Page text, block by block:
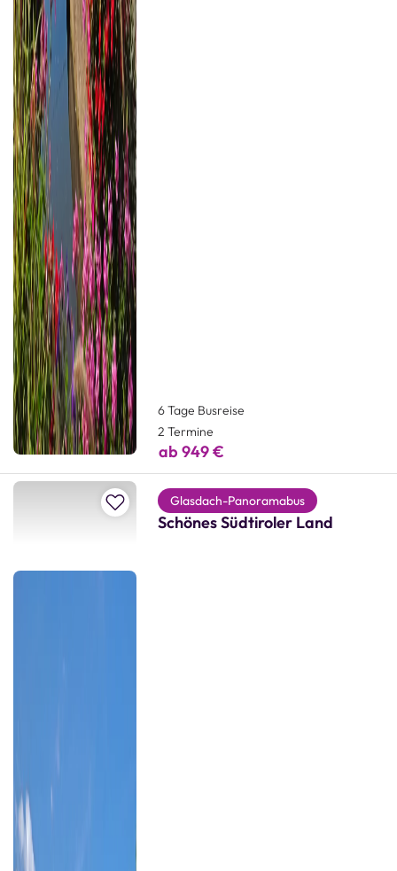
6 Tage Busreise
2 Termine
ab 949 €
Zur Merkliste hinzufügen
Glasdach-Panoramabus
Schönes Südtiroler Land